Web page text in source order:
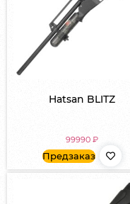
Hatsan BLITZ
99990 ₽
Предзаказ